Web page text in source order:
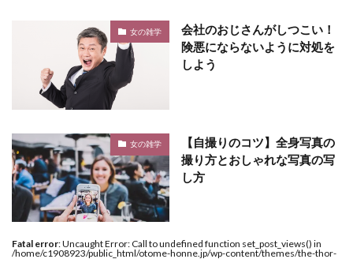
女の雑学
会社のおじさんがしつこい！
険悪にならないように対処を
しよう
女の雑学
【自撮りのコツ】全身写真の
撮り方とおしゃれな写真の写
し方
Fatal error: Uncaught Error: Call to undefined function set_post_views() in
/home/c1908923/public_html/otome-honne.jp/wp-content/themes/the-thor-